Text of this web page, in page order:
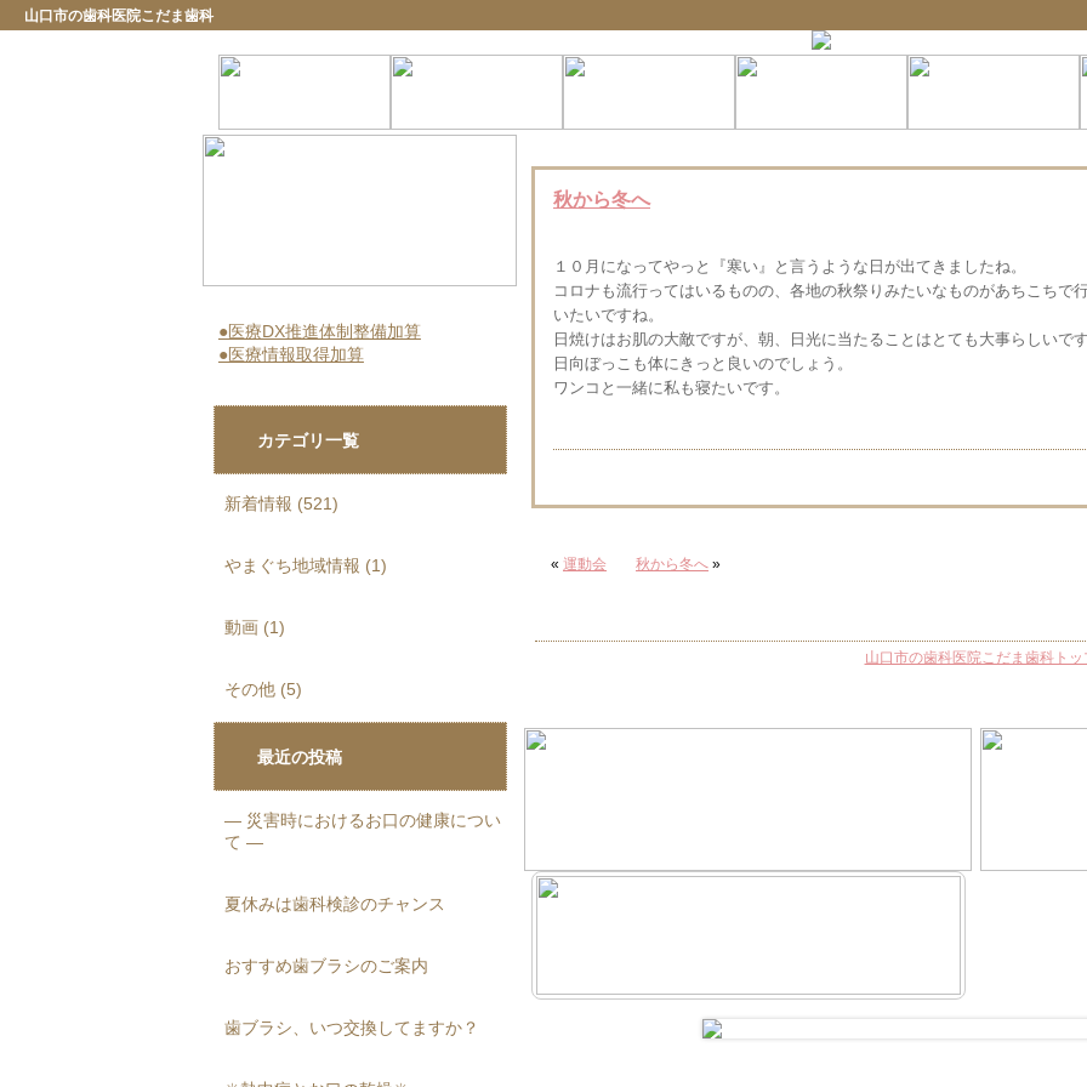
山口市の歯科医院こだま歯科
秋から冬へ
１０月になってやっと『寒い』と言うような日が出てきましたね。
コロナも流行ってはいるものの、各地の秋祭りみたいなものがあちこちで
いたいですね。
日焼けはお肌の大敵ですが、朝、日光に当たることはとても大事らしいで
日向ぼっこも体にきっと良いのでしょう。
ワンコと一緒に私も寝たいです。
« 運動会 秋から冬へ »
山口市の歯科医院こだま歯科トッ
●医療DX推進体制整備加算
●医療情報取得加算
カテゴリ一覧
新着情報 (521)
やまぐち地域情報 (1)
動画 (1)
その他 (5)
最近の投稿
― 災害時におけるお口の健康につい
て ―
夏休みは歯科検診のチャンス
おすすめ歯ブラシのご案内
歯ブラシ、いつ交換してますか？